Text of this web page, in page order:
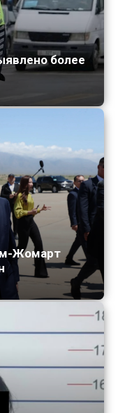
более
Жомарт